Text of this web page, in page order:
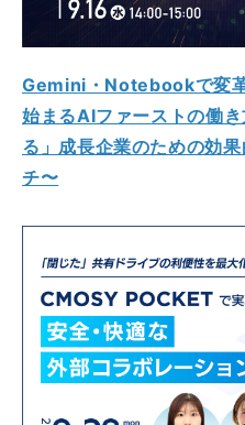
Gemini・Notebookで変
始まるAIファーストの働
る」成長企業のための効
チ〜